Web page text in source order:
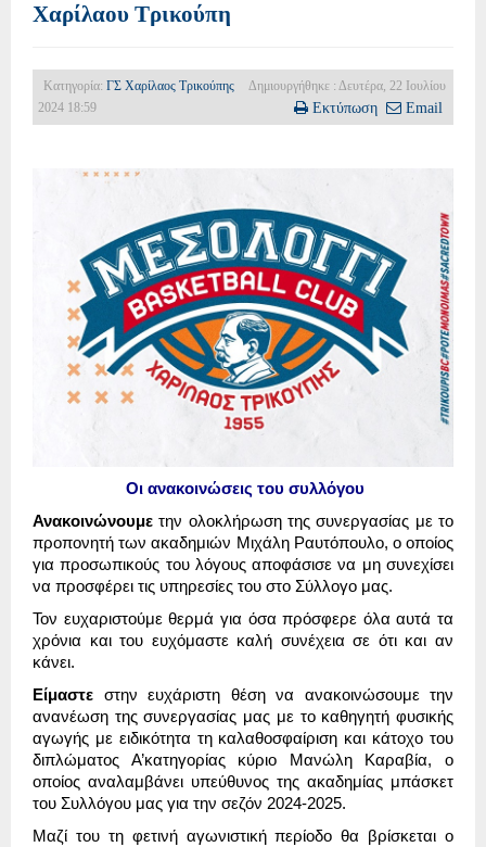
Χαρίλαου Τρικούπη
Κατηγορία: ΓΣ Χαρίλαος Τρικούπης
Δημιουργήθηκε : Δευτέρα, 22 Ιουλίου
2024 18:59
Εκτύπωση Email
Οι ανακοινώσεις του συλλόγου
Ανακοινώνουμε την ολοκλήρωση της συνεργασίας με το
προπονητή των ακαδημιών Μιχάλη Ραυτόπουλο, ο οποίος
για προσωπικούς του λόγους αποφάσισε να μη συνεχίσει
να προσφέρει τις υπηρεσίες του στο Σύλλογο μας.
Τον ευχαριστούμε θερμά για όσα πρόσφερε όλα αυτά τα
χρόνια και του ευχόμαστε καλή συνέχεια σε ότι και αν
κάνει.
Είμαστε στην ευχάριστη θέση να ανακοινώσουμε την
ανανέωση της συνεργασίας μας με το καθηγητή φυσικής
αγωγής με ειδικότητα τη καλαθοσφαίριση και κάτοχο του
διπλώματος Α’κατηγορίας κύριο Μανώλη Καραβία, ο
οποίος αναλαμβάνει υπεύθυνος της ακαδημίας μπάσκετ
του Συλλόγου μας για την σεζόν 2024-2025.
Μαζί του τη φετινή αγωνιστική περίοδο θα βρίσκεται ο